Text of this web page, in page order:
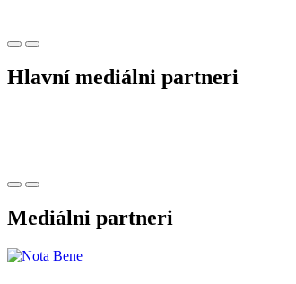
Hlavní mediálni partneri
Mediálni partneri